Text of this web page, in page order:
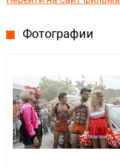
Фотографии